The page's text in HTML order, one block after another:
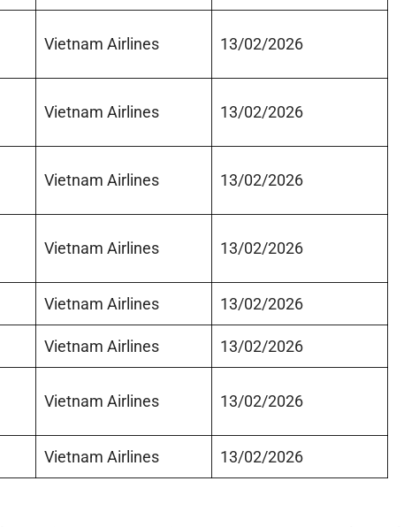
Vietnam Airlines 13/02/2026
Vietnam Airlines 13/02/2026
Vietnam Airlines 13/02/2026
Vietnam Airlines 13/02/2026
Vietnam Airlines 13/02/2026
Vietnam Airlines 13/02/2026
Vietnam Airlines 13/02/2026
Vietnam Airlines 13/02/2026